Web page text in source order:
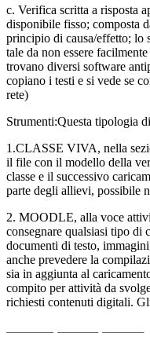
c. Verifica scritta a risposta
disponibile fisso; composta
principio di causa/effetto; lo
tale da non essere
trovano diversi software
copiano i testi e si vede se
rete)
Strumenti:Questa tipologia
1.CLASSE VIVA, nella
il file con il modello della
classe e il successivo
parte degli allievi, possibile
2. MOODLE, alla voce
consegnare qualsiasi tipo di
documenti di testo,
anche prevedere la
sia in aggiunta al
compito per attività da
richiesti contenuti digitali.